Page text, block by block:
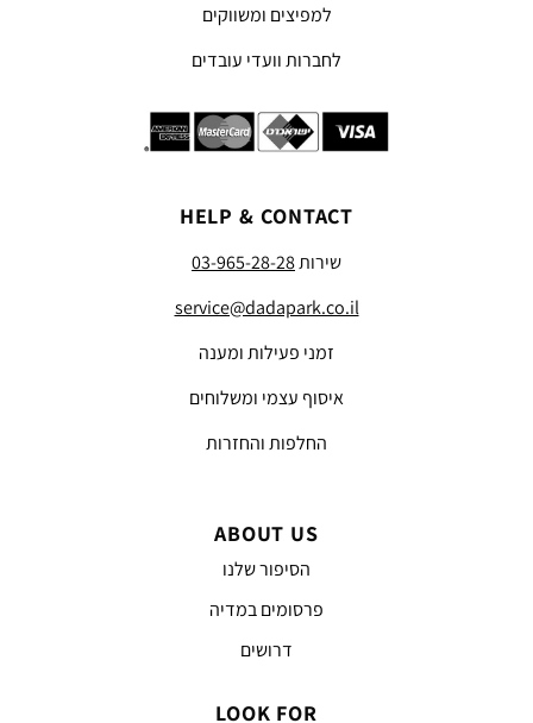
למפיצים ומשווקים
לחברות וועדי עובדים
HELP & CONTACT
שירות03-965-28-28
service@dadapark.co.il
זמני פעילות ומענה
איסוף עצמי ומשלוחים
החלפות והחזרות
ABOUT US
הסיפור שלנו
פרסומים במדיה
דרושים
LOOK FOR